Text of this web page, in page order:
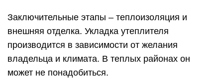
Заключительные этапы – теплоизоляция и
внешняя отделка. Укладка утеплителя
производится в зависимости от желания
владельца и климата. В теплых районах он
может не понадобиться.